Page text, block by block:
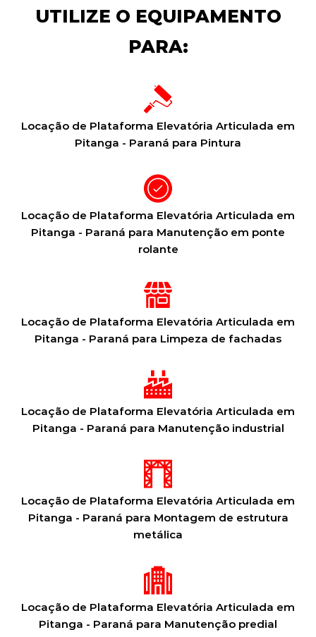
UTILIZE O EQUIPAMENTO
PARA:
Locação de Plataforma Elevatória Articulada em
Pitanga - Paraná para Pintura
Locação de Plataforma Elevatória Articulada em
Pitanga - Paraná para Manutenção em ponte
rolante
Locação de Plataforma Elevatória Articulada em
Pitanga - Paraná para Limpeza de fachadas
Locação de Plataforma Elevatória Articulada em
Pitanga - Paraná para Manutenção industrial
Locação de Plataforma Elevatória Articulada em
Pitanga - Paraná para Montagem de estrutura
metálica
Locação de Plataforma Elevatória Articulada em
Pitanga - Paraná para Manutenção predial